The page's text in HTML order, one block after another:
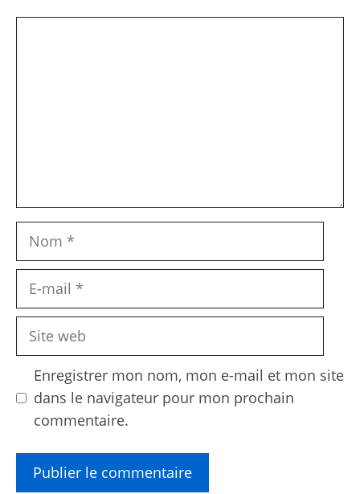
Nom
Site
Enregistrer mon nom, mon e-mail et mon site
dans le navigateur pour mon prochain
commentaire.